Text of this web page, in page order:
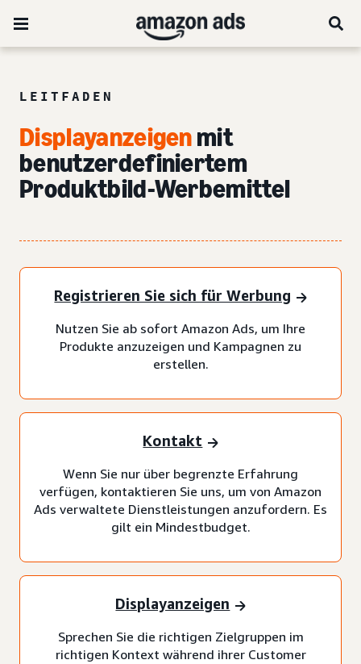
LEITFADEN
Displayanzeigenmit
benutzerdefiniertem
Produktbild-Werbemittel
Registrieren Sie sich für Werbung
Nutzen Sie ab sofort Amazon Ads, um Ihre
Produkte anzuzeigen und Kampagnen zu
erstellen.
Kontakt
Wenn Sie nur über begrenzte Erfahrung
verfügen, kontaktieren Sie uns, um von Amazon
Ads verwaltete Dienstleistungen anzufordern. Es
gilt ein Mindestbudget.
Displayanzeigen
Sprechen Sie die richtigen Zielgruppen im
richtigen Kontext während ihrer Customer